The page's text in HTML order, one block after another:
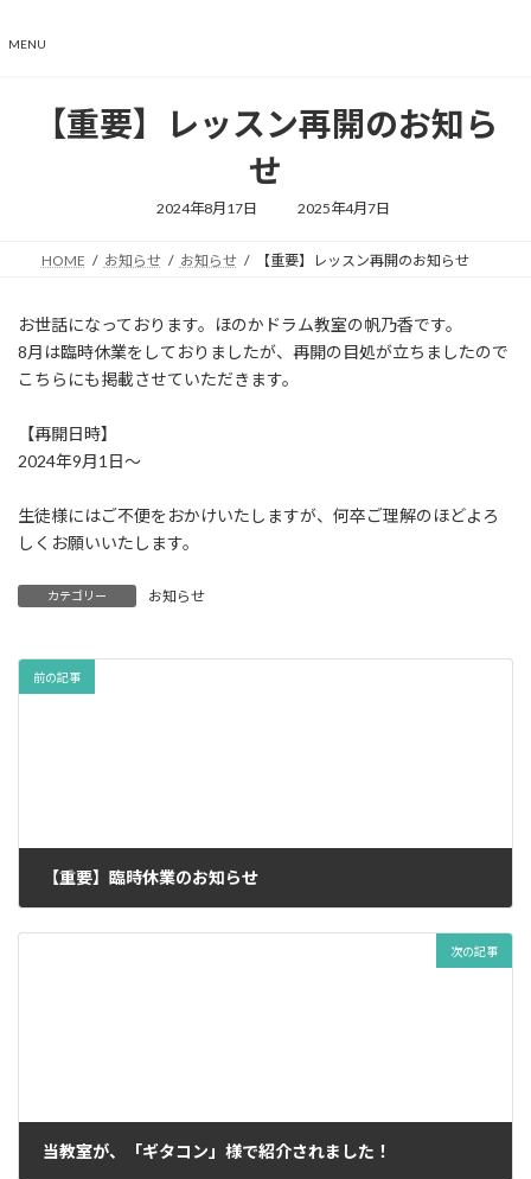
【重要】レッスン再開のお知ら
せ
2024年8月17日
最
新
日
2025年4月7日
HOME お知らせ お知らせ 【重要】レッスン再開のお知らせ
お世話になっております。ほのかドラム教室の帆乃香です。
8月は臨時休業をしておりましたが、再開の目処が立ちましたので
こちらにも掲載させていただきます。
【再開日時】
2024年9月1日～
生徒様にはご不便をおかけいたしますが、何卒ご理解のほどよろ
しくお願いいたします。
カテゴリー お知らせ
前の記事
【重要】臨時休業のお知らせ
次の記事
当教室が、「ギタコン」様で紹介されました！
MENU